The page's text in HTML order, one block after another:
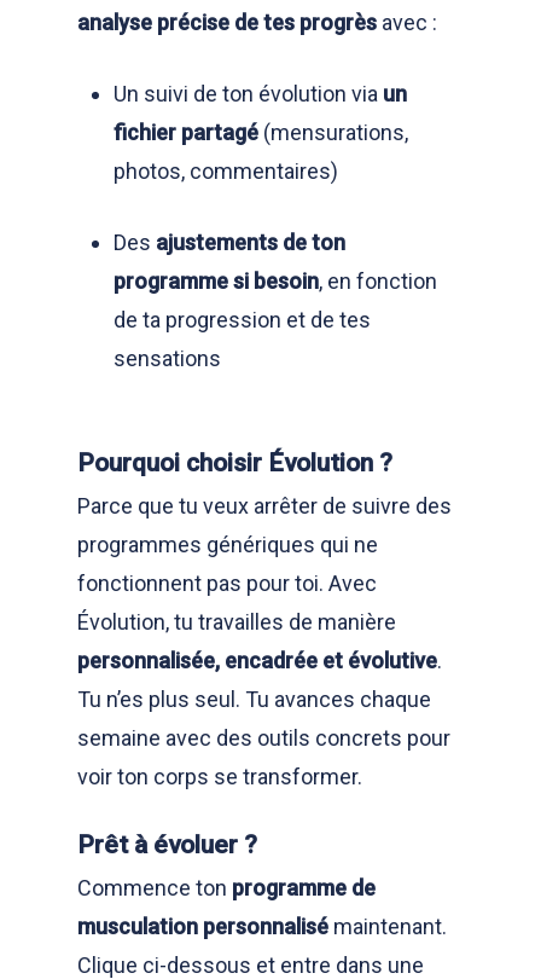
analyse précise de tes progrès avec :
Un suivi de ton évolution via un
fichier partagé (mensurations,
photos, commentaires)
Des ajustements de ton
programme si besoin, en fonction
de ta progression et de tes
sensations
Pourquoi choisir Évolution ?
Parce que tu veux arrêter de suivre des
programmes génériques qui ne
fonctionnent pas pour toi. Avec
Évolution, tu travailles de manière
personnalisée, encadrée et évolutive.
Tu n’es plus seul. Tu avances chaque
semaine avec des outils concrets pour
voir ton corps se transformer.
Prêt à évoluer ?
Commence ton programme de
musculation personnalisé maintenant.
Clique ci-dessous et entre dans une